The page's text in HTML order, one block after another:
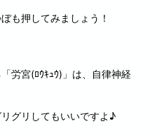
も押してみましょう！
労宮(ﾛｳｷｭｳ)」は、自律神経
グリしてもいいですよ♪